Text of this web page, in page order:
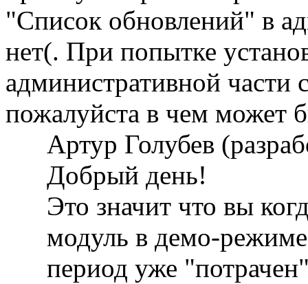
"Список обновлений" в
нет(. При попытке
административной части
пожалуйста в чем может
Артур Голубев
Добрый день!
Это значит что вы
модуль в демо-
период уже